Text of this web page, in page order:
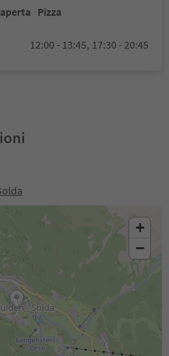
Pizza
12:00 - 13:45, 17:30 - 20:45
+
−